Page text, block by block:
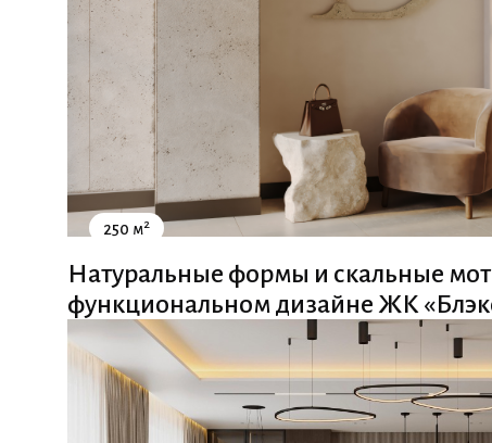
250 м2
Натуральные формы и скальные
функциональном дизайне ЖК